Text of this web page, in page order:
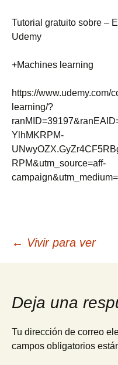
Tutorial gratuito sobre –
Udemy
+Machines learning
https://www.udemy.com/
learning/?
YlhMKRPM-
RPM&utm_source=aff-
Navegación
de
entradas
← Vivir para ver
Deja una
Tu dirección de correo
campos obligatorios